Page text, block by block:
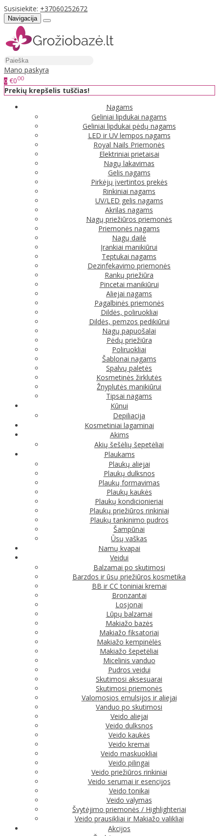
Susisiekite: +37060252672
Navigacija
Mano paskyra
0 €000
Prekių krepšelis tuščias!
Nagams
Geliniai lipdukai nagams
Geliniai lipdukai pėdų nagams
LED ir UV lempos nagams
Royal Nails Priemonės
Elektriniai prietaisai
Nagų lakavimas
Gelis nagams
Pirkėjų įvertintos prekės
Rinkiniai nagams
UV/LED gelis nagams
Akrilas nagams
Nagų priežiūros priemonės
Priemonės nagams
Nagų dailė
Įrankiai manikiūrui
Teptukai nagams
Dezinfekavimo priemonės
Rankų priežiūra
Pincetai manikiūrui
Aliejai nagams
Pagalbinės priemonės
Dildės, poliruokliai
Dildės, pemzos pedikiūrui
Nagų papuošalai
Pėdų priežiūra
Poliruokliai
Šablonai nagams
Spalvų paletės
Kosmetinės žirklutės
Žnyplutės manikiūrui
Tipsai nagams
Kūnui
Depiliacija
Kosmetiniai lagaminai
Akims
Akių šešėlių šepetėliai
Plaukams
Plaukų aliejai
Plaukų dulksnos
Plaukų formavimas
Plaukų kaukės
Plaukų kondicionieriai
Plaukų priežiūros rinkiniai
Plaukų tankinimo pudros
Šampūnai
Ūsų vaškas
Namų kvapai
Veidui
Balzamai po skutimosi
Barzdos ir ūsų priežiūros kosmetika
BB ir CC toniniai kremai
Bronzantai
Losjonai
Lūpų balzamai
Makiažo bazės
Makiažo fiksatoriai
Makiažo kempinėlės
Makiažo šepetėliai
Micelinis vanduo
Pudros veidui
Skutimosi aksesuarai
Skutimosi priemonės
Valomosios emulsijos ir aliejai
Vanduo po skutimosi
Veido aliejai
Veido dulksnos
Veido kaukės
Veido kremai
Veido maskuokliai
Veido pilingai
Veido priežiūros rinkiniai
Veido serumai ir esencijos
Veido tonikai
Veido valymas
Švytėjimo priemonės / Highlighteriai
Veido prausikliai ir Makiažo valikliai
Akcijos